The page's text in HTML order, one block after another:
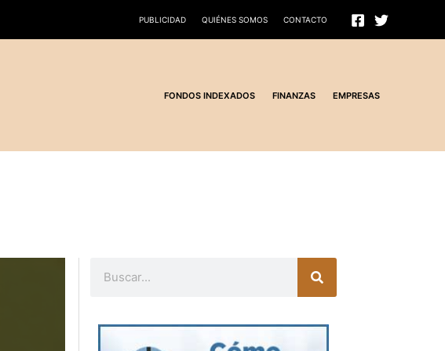
PUBLICIDAD QUIÉNES SOMOS CONTACTO
FONDOS INDEXADOS FINANZAS EMPRESAS